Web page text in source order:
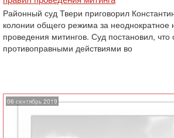
Районный суд Твери приговорил
колонии общего режима за
проведения митингов. Суд постановил, что
противоправными действиями во
06 сентябрь 2019